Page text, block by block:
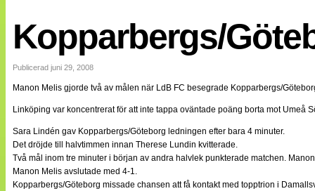
EM 2013
Internationellt
Bildreportage
Bloggar
Lagen
Webb-TV
Cuper
Medlemsbilder
Till klubbkassan
NÄTverket
Split vision
Kopparbergs/
Publicerad juni 29, 2008
Manon Melis gjorde två av målen när LdB FC besegrade Kopparbergs/
Linköping var koncentrerat för att inte tappa oväntade poäng borta mot Umeå
Sara Lindén gav Kopparbergs/Göteborg ledningen efter bara 4 minuter.
Det dröjde till halvtimmen innan Therese Lundin kvitterade.
Två mål inom tre minuter i början av andra halvlek punkterade matchen.
Manon Melis avslutade med 4-1.
Kopparbergs/Göteborg missade chansen att få kontakt med topptrion i